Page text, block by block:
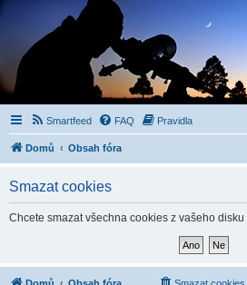
Smartfeed FAQ Pravidla
Domů Obsah fóra
Smazat cookies
Chcete smazat všechna cookies z vašeho